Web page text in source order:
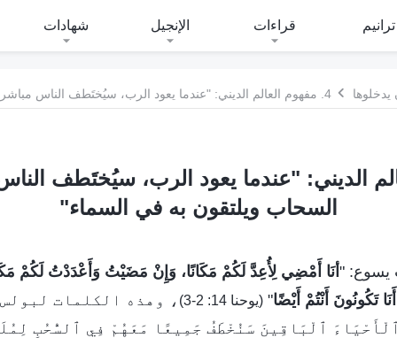
ترانيم قراءات الإنجيل شهادات
يدخلوها
الديني: "عندما يعود الرب، سيُختَطف
السحاب ويلتقون به في السماء"
يسوع: " أنَا أَمْضِي لِأُعِدَّ لَكُمْ مَكَانًا، وَإِنْ مَضَيْتُ وَأَعْدَدْتُ لَكُمْ
تَكُونُونَ أَنْتُمْ أَيْضًا" (يوحنا 14: 2-3)
، وهذه الكلمات
ٱلْبَاقِينَ سَنُخْطَفُ جَمِيعًا مَعَهُمْ فِي ٱلسُّحُبِ